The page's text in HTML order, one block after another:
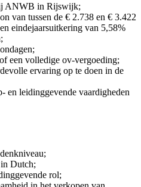
ANWB in Rijswijk;
van tussen de € 2.738 en € 3.422
eindejaarsuitkering van 5,58%
een volledige ov-vergoeding;
ervaring op te doen in de
en leidinggevende vaardigheden
Dutch;
rol;